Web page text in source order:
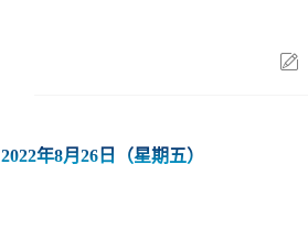
2022年8月26日（星期五）